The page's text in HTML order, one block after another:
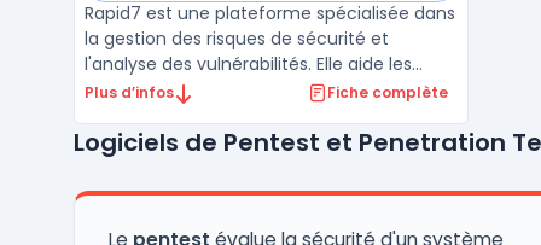
Rapid7 est une plateforme spécialisée dans
la gestion des risques de sécurité et
l'analyse des vulnérabilités. Elle aide les
entreprises à identifier, évaluer et corriger
systèmes informatiques. Grâce à des outils
Plus d’infos Fiche complète
Logiciels de Pentest et Penetration
Le pentest évalue la sécurité d'un système